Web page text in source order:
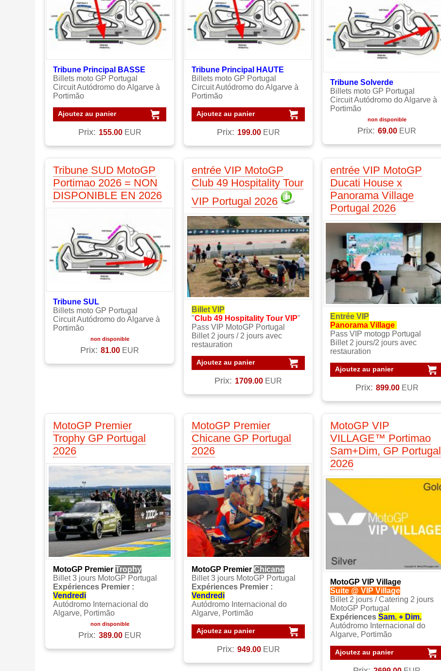
Tribune Principal BASSE
Billets moto GP Portugal
Circuit Autódromo do Algarve à
Portimão
Ajoutez au panier
Prix: 155.00 EUR
Tribune Principal HAUTE
Billets moto GP Portugal
Circuit Autódromo do Algarve à
Portimão
Ajoutez au panier
Prix: 199.00 EUR
Tribune Solverde
Billets moto GP Portugal
Circuit Autódromo do Algarve à
Portimão
non disponible
Prix: 69.00 EUR
Tribune SUD MotoGP
Portimao 2026 = NON
DISPONIBLE EN 2026
Tribune SUL
Billets moto GP Portugal
Circuit Autódromo do Algarve à
Portimão
non disponible
Prix: 81.00 EUR
entrée VIP MotoGP
Club 49 Hospitality Tour
VIP Portugal 2026
Billet VIP
"Club 49 Hospitality Tour VIP"
Pass VIP MotoGP Portugal
Billet 2 jours / 2 jours avec
restauration
Ajoutez au panier
Prix: 1709.00 EUR
entrée VIP MotoGP
Ducati House x
Panorama Village
Portugal 2026
Entrée VIP
Panorama Village
Pass VIP motogp Portugal
Billet 2 jours/2 jours avec
restauration
Ajoutez au panier
Prix: 899.00 EUR
MotoGP Premier
Trophy GP Portugal
2026
MotoGP Premier Trophy
Billet 3 jours MotoGP Portugal
Expériences Premier :
Vendredi
Autódromo Internacional do
Algarve, Portimão
non disponible
Prix: 389.00 EUR
MotoGP Premier
Chicane GP Portugal
2026
MotoGP Premier Chicane
Billet 3 jours MotoGP Portugal
Expériences Premier :
Vendredi
Autódromo Internacional do
Algarve, Portimão
Ajoutez au panier
Prix: 949.00 EUR
MotoGP VIP
VILLAGE™ Portimao
Sam+Dim, GP Portugal
2026
MotoGP VIP Village
Suite @ VIP Village
Billet 2 jours / Catering 2 jours
MotoGP Portugal
Expériences Sam. + Dim.
Autódromo Internacional do
Algarve, Portimão
Ajoutez au panier